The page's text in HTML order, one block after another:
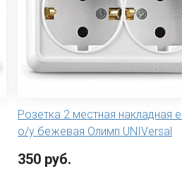
Розетка 2 местная накладная
о/у бежевая Олимп UNIVersal
350 руб.